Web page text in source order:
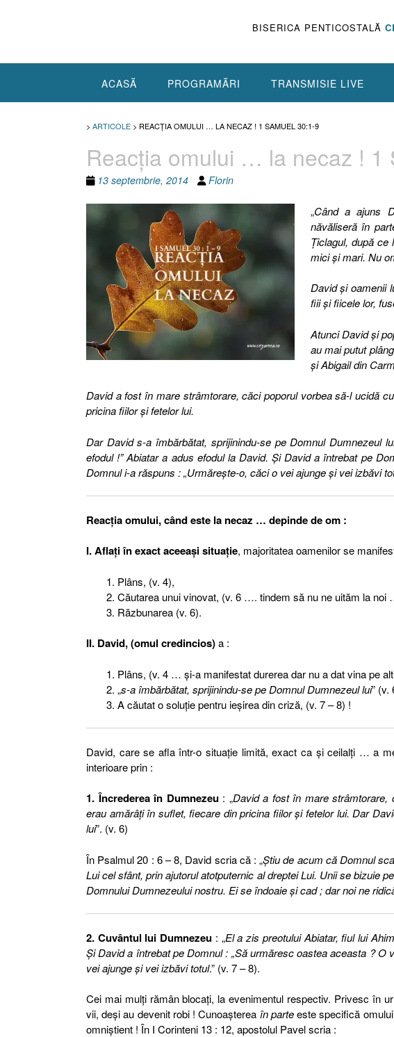
BISERICA PENTICOSTALĂ
ACASĂ PROGRAMĂRI TRANSMISIE LIVE
> ARTICOLE > REACŢIA OMULUI … LA NECAZ ! 1 SAMUEL 30:1-9
Reacţia omului … la necaz ! 1
13 septembrie, 2014 Florin
„Când a ajuns
năvăliseră în
Ţiclagul, după
mici şi mari. Nu
David şi oamenii
fiii şi fiicele lor,
Atunci David şi
au mai putut
şi Abigail din
David a fost în mare strâmtorare, căci poporul vorbea să-l ucidă
pricina fiilor şi fetelor lui.
Dar David s-a îmbărbătat, sprijinindu-se pe Domnul Dumnezeul
efodul !” Abiatar a adus efodul la David. Şi David a întrebat pe
Domnul i-a răspuns : „Urmăreşte-o, căci o vei ajunge şi vei izbăvi
Reacţia omului, când este la necaz … depinde de om :
I. Aflaţi în exact aceeaşi situaţie, majoritatea oamenilor se
Plâns, (v. 4),
Căutarea unui vinovat, (v. 6 …. tindem să nu ne uităm la noi
Răzbunarea (v. 6).
II. David, (omul credincios)a :
Plâns, (v. 4 … şi-a manifestat durerea dar nu a dat vina pe
„s-a îmbărbătat, sprijinindu-se pe Domnul Dumnezeul lui” (v.
A căutat o soluţie pentru ieşirea din criză, (v. 7 – 8) !
David, care se afla într-o situaţie limită, exact ca şi ceilalţi … a
interioare prin :
1. Încrederea în Dumnezeu: „David a fost în mare strâmtorare,
erau amărâţi în suflet, fiecare din pricina fiilor şi fetelor lui. Dar
lui”. (v. 6)
În Psalmul 20 : 6 – 8, David scria că : „Ştiu de acum că Domnul
Lui cel sfânt, prin ajutorul atotputernic al dreptei Lui. Unii se bizuie
Domnului Dumnezeului nostru. Ei se îndoaie şi cad ; dar noi ne
2. Cuvântul lui Dumnezeu : „El a zis preotului Abiatar, fiul lui
Şi David a întrebat pe Domnul : „Să urmăresc oastea aceasta ? O
vei ajunge şi vei izbăvi totul.” (v. 7 – 8).
Cei mai mulţi rămân blocaţi, la evenimentul respectiv. Privesc în
vii, deşi au devenit robi ! Cunoaşterea în parteeste specifică
omniştient ! În I Corinteni 13 : 12, apostolul Pavel scria :